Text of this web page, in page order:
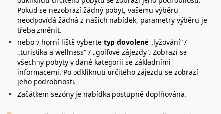
Pokud se nezobrazí žádný pobyt, vašemu výběru
neodpovídá žádná z našich nabídek, parametry výběru je
třeba změnit.
nebo v horní liště vyberte typ dovolené „lyžování“ /
„turistika a wellness“ / „golfové zájezdy“. Zobrazí se
všechny pobyty v dané kategorii se základními
informacemi. Po odkliknutí určitého zájezdu se zobrazí
jeho podrobnosti.
Začátkem sezóny je nabídka postupně doplňována.